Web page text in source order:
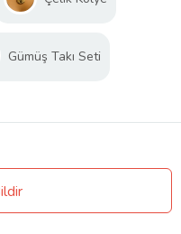
Gümüş Takı Seti